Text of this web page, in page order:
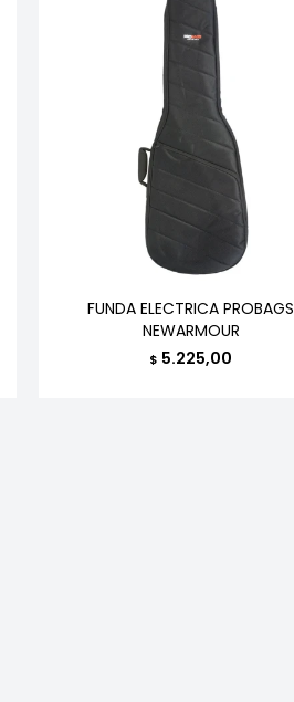
FUNDA ELECTRICA PROBAGS
NEWARMOUR
$ 5.225,00